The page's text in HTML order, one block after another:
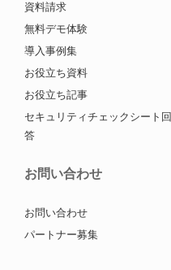
資料請求
無料デモ体験
導入事例集
お役立ち資料
お役立ち記事
セキュリティチェックシート回
答
お問い合わせ
お問い合わせ
パートナー募集